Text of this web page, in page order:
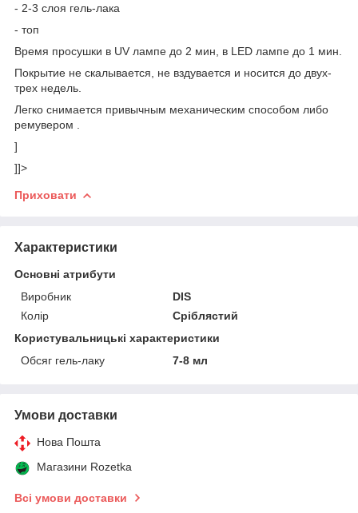
- 2-3 слоя гель-лака
- топ
Время просушки в UV лампе до 2 мин, в LED лампе до 1 мин.
Покрытие не скалывается, не вздувается и носится до двух-
трех недель.
Легко снимается привычным механическим способом либо
ремувером .
]
]]>
Приховати
Характеристики
Основні атрибути
Виробник
DIS
Колір
Сріблястий
Користувальницькі характеристики
Обсяг гель-лаку
7-8 мл
Умови доставки
Нова Пошта
Магазини Rozetka
Всі умови доставки